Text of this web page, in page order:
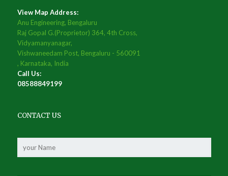
View Map Address:
Anu Engineering, Bengaluru
Raj Gopal G.(Proprietor) 364, 4th Cross,
Vidyamanyanagar,
Vishwaneedam Post, Bengaluru - 560091
, Karnataka, India
Call Us:
08588849199
CONTACT US